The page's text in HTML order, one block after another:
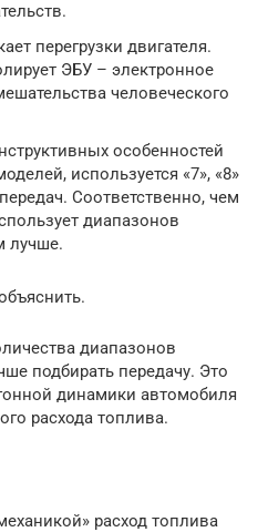
перегрузки двигателя.
ЭБУ – электронное
человеческого
особенностей
используется «7», «8»
Соответственно, чем
диапазонов
лучше.
диапазонов
подбирать передачу. Это
динамики автомобиля
расхода топлива.
расход топлива